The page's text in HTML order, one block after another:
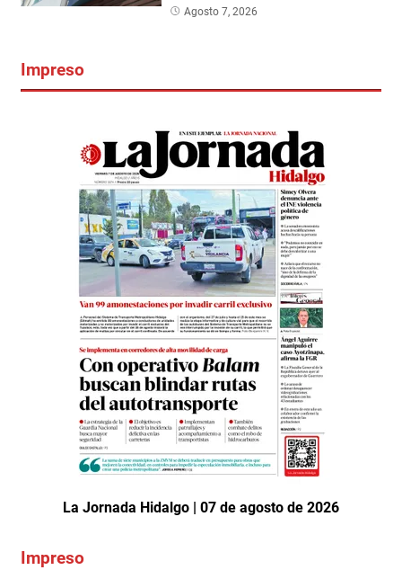
Agosto 7, 2026
Impreso
La Jornada Hidalgo | 07 de agosto de 2026
Impreso